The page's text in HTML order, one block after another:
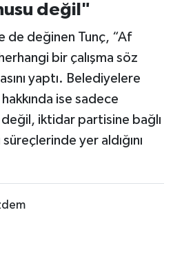
değil"
de değinen Tunç, “Af
bir çalışma söz
yaptı. Belediyelere
ise sadece
iktidar partisine bağlı
yer aldığını